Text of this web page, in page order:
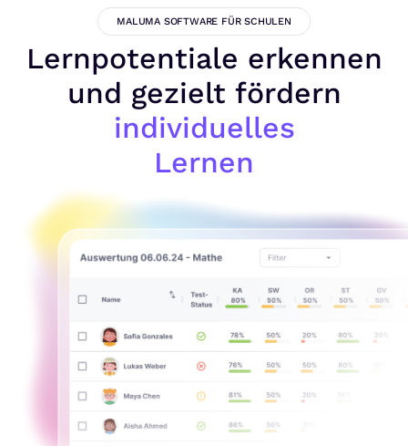
MALUMA SOFTWARE FÜR SCHULEN
Lernpotentiale erkennen
und gezielt fördern
individuelles
Lernen